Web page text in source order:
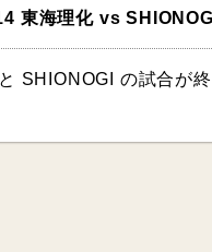
東海理化 vs
SHIONOGI の試合が